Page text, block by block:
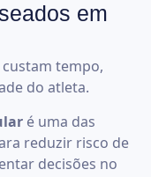
em
tempo,
do atleta.
é uma das
reduzir risco de
decisões no